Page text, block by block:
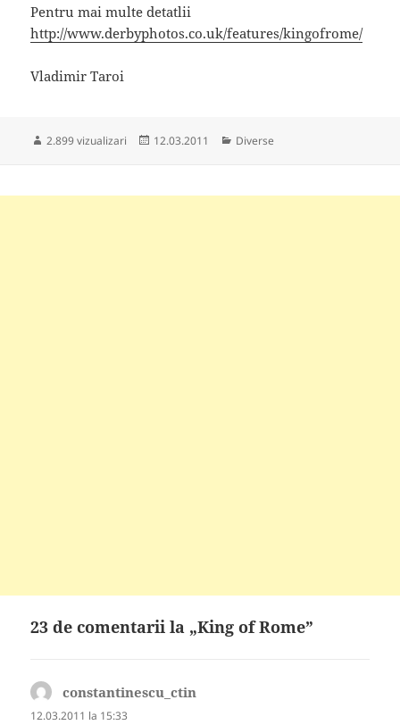
Pentru mai multe detatlii
http://www.derbyphotos.co.uk/features/kingofrome/
Vladimir Taroi
2.899 vizualizari
Publicat
12.03.2011 Categorii
Diverse
23 de comentarii la „King of Rome”
constantinescu_ctin
12.03.2011 la 15:33